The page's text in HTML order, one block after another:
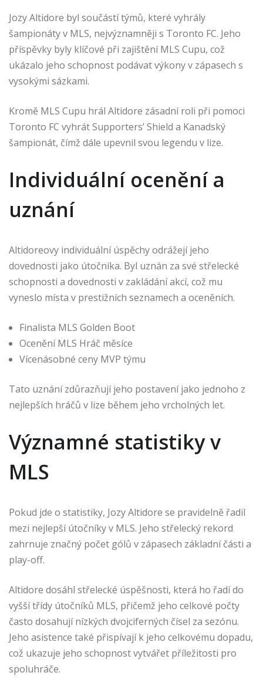
Jozy Altidore byl součástí týmů, které vyhrály
šampionáty v MLS, nejvýznamněji s Toronto FC. Jeho
příspěvky byly klíčové při zajištění MLS Cupu, což
ukázalo jeho schopnost podávat výkony v zápasech s
vysokými sázkami.
Kromě MLS Cupu hrál Altidore zásadní roli při pomoci
Toronto FC vyhrát Supporters’ Shield a Kanadský
šampionát, čímž dále upevnil svou legendu v lize.
Individuální ocenění a
uznání
Altidoreovy individuální úspěchy odrážejí jeho
dovednosti jako útočníka. Byl uznán za své střelecké
schopnosti a dovednosti v zakládání akcí, což mu
vyneslo místa v prestižních seznamech a oceněních.
Finalista MLS Golden Boot
Ocenění MLS Hráč měsíce
Vícenásobné ceny MVP týmu
Tato uznání zdůrazňují jeho postavení jako jednoho z
nejlepších hráčů v lize během jeho vrcholných let.
Významné statistiky v
MLS
Pokud jde o statistiky, Jozy Altidore se pravidelně řadil
mezi nejlepší útočníky v MLS. Jeho střelecký rekord
zahrnuje značný počet gólů v zápasech základní části a
play-off.
Altidore dosáhl střelecké úspěšnosti, která ho řadí do
vyšší třídy útočníků MLS, přičemž jeho celkové počty
často dosahují nízkých dvojciferných čísel za sezónu.
Jeho asistence také přispívají k jeho celkovému dopadu,
což ukazuje jeho schopnost vytvářet příležitosti pro
spoluhráče.